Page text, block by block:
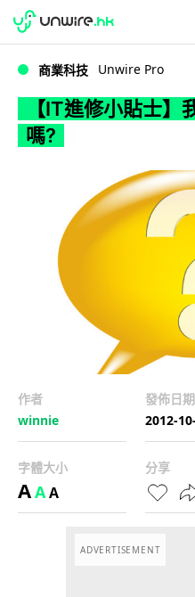
【IT進修小貼士
WWDC 2026
商業科技 Unwire Pro
【IT進修小貼士】
嗎?
作者
winnie
發佈日期
2012-
字體大小
AAA
分享
ADVERTISEMENT